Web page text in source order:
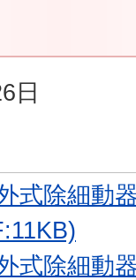
日
式除細動
式除細動